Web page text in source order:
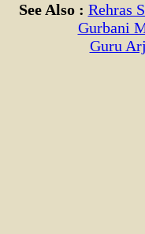
See Also : Rehras
Gurbani
Guru